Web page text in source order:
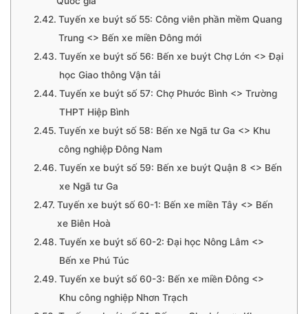
Tuyến xe buýt số 55: Công viên phần mềm Quang
Trung <> Bến xe miền Đông mới
Tuyến xe buýt số 56: Bến xe buýt Chợ Lớn <> Đại
học Giao thông Vận tải
Tuyến xe buýt số 57: Chợ Phước Bình <> Trường
THPT Hiệp Bình
Tuyến xe buýt số 58: Bến xe Ngã tư Ga <> Khu
công nghiệp Đông Nam
Tuyến xe buýt số 59: Bến xe buýt Quận 8 <> Bến
xe Ngã tư Ga
Tuyến xe buýt số 60-1: Bến xe miền Tây <> Bến
xe Biên Hoà
Tuyến xe buýt số 60-2: Đại học Nông Lâm <>
Bến xe Phú Túc
Tuyến xe buýt số 60-3: Bến xe miền Đông <>
Khu công nghiệp Nhơn Trạch